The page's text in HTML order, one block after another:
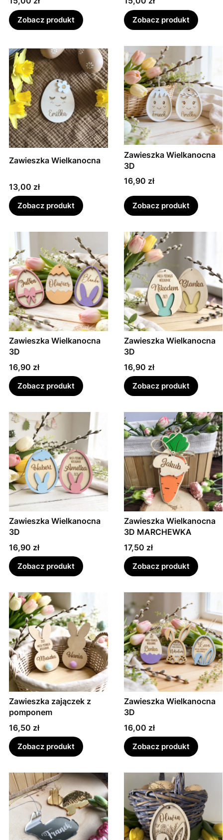
Zobacz produkt Zobacz produkt
Zawieszka Wielkanocna
Cena
13,00 zł
Zobacz produkt
Zawieszka Wielkanocna
3D
Cena
16,90 zł
Zobacz produkt
Zawieszka Wielkanocna
3D
Cena
16,90 zł
Zobacz produkt
Zawieszka Wielkanocna
3D
Cena
16,90 zł
Zobacz produkt
Zawieszka Wielkanocna
3D
Cena
16,90 zł
Zobacz produkt
Zawieszka Wielkanocna
3D MARCHEWKA
Cena
17,50 zł
Zobacz produkt
Zawieszka zajączek z
pomponem
Cena
16,50 zł
Zobacz produkt
Zawieszka Wielkanocna
3D
Cena
16,00 zł
Zobacz produkt